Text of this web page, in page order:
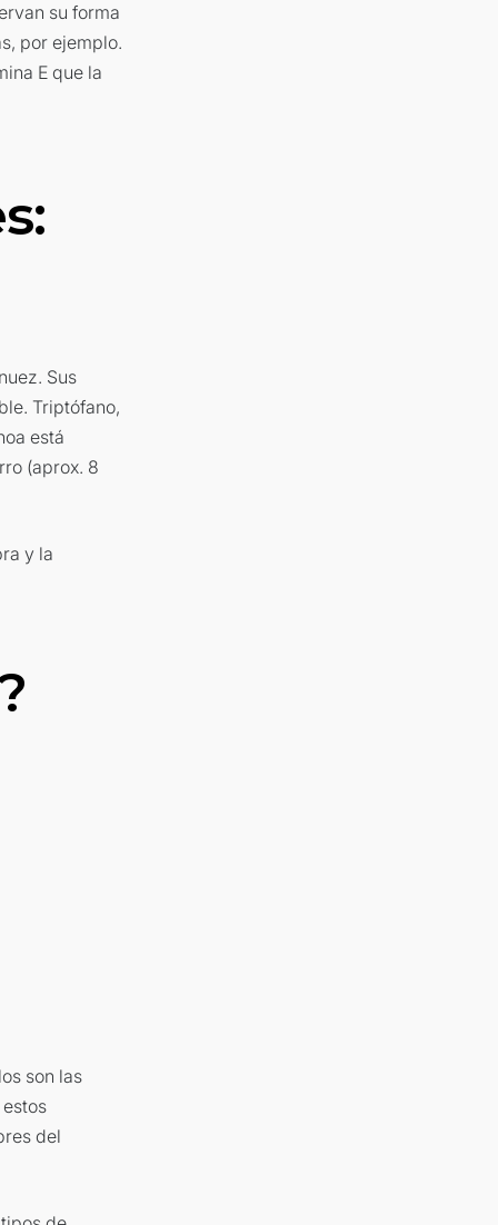
su forma
por ejemplo.
E que la
Sus
Triptófano,
está
(aprox. 8
y la
son las
del